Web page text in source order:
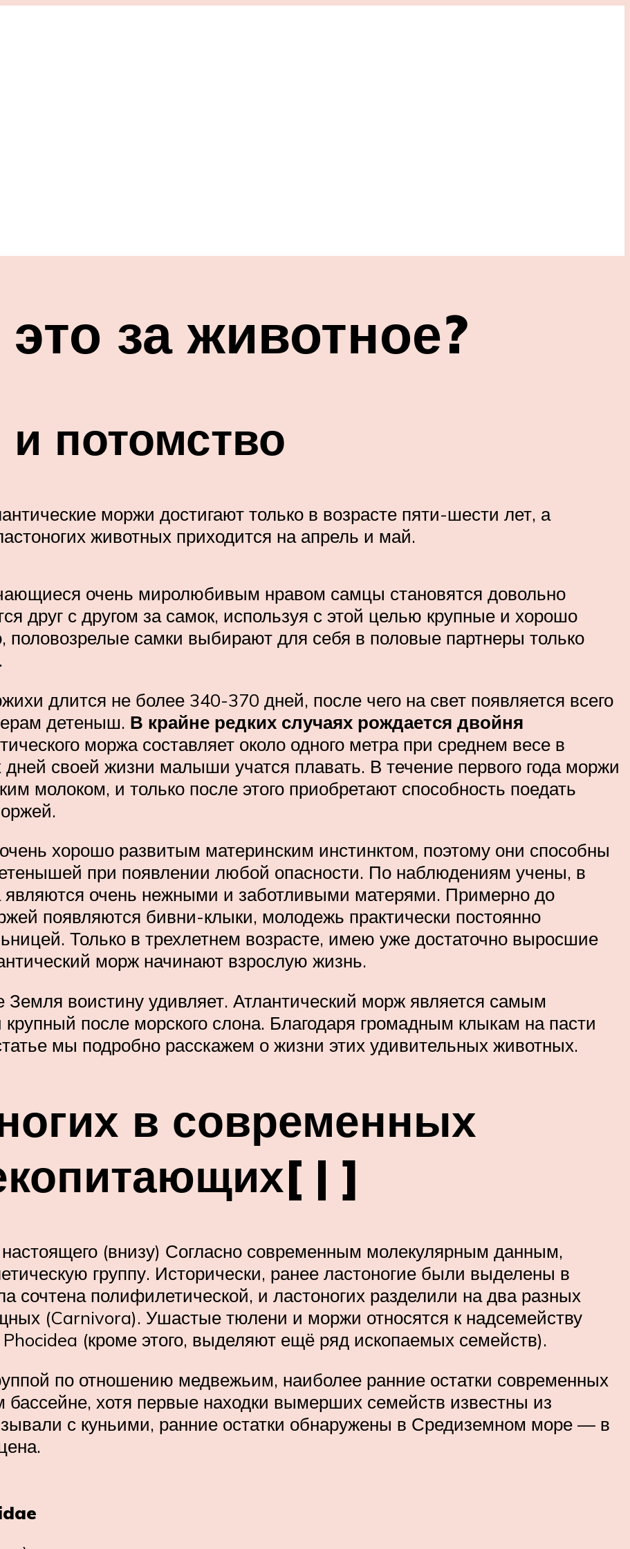
за животное?
потомство
моржи достигают только в возрасте пяти-шести лет, а
животных приходится на апрель и май.
очень миролюбивым нравом самцы становятся довольно
друг с другом за самок, используя с этой целью крупные и хорошо
половозрелые самки выбирают для себя в половые партнеры только
длится не более 340-370 дней, после чего на свет появляется всего
детеныш. В крайне редких случаях рождается двойня
моржа составляет около одного метра при среднем весе в
своей жизни малыши учатся плавать. В течение первого года моржи
молоком, и только после этого приобретают способность поедать
хорошо развитым материнским инстинктом, поэтому они способны
при появлении любой опасности. По наблюдениям учены, в
являются очень нежными и заботливыми матерями. Примерно до
появляются бивни-клыки, молодежь практически постоянно
Только в трехлетнем возрасте, имею уже достаточно выросшие
морж начинают взрослую жизнь.
воистину удивляет. Атлантический морж является самым
после морского слона. Благодаря громадным клыкам на пасти
мы подробно расскажем о жизни этих удивительных животных.
в современных
| ]
(внизу) Согласно современным молекулярным данным,
группу. Исторически, ранее ластоногие были выделены в
сочтена полифилетической, и ластоногих разделили на два разных
(Carnivora). Ушастые тюлени и моржи относятся к надсемейству
(кроме этого, выделяют ещё ряд ископаемых семейств).
по отношению медвежьим, наиболее ранние остатки современных
хотя первые находки вымерших семейств известны из
с куньими, ранние остатки обнаружены в Средиземном море — в